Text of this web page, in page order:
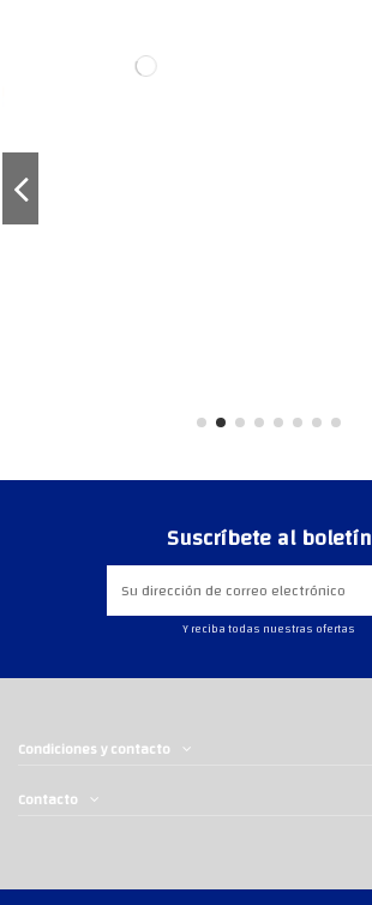
Suscríbete al boletín
Y reciba todas nuestras ofertas
Condiciones y contacto
Contacto